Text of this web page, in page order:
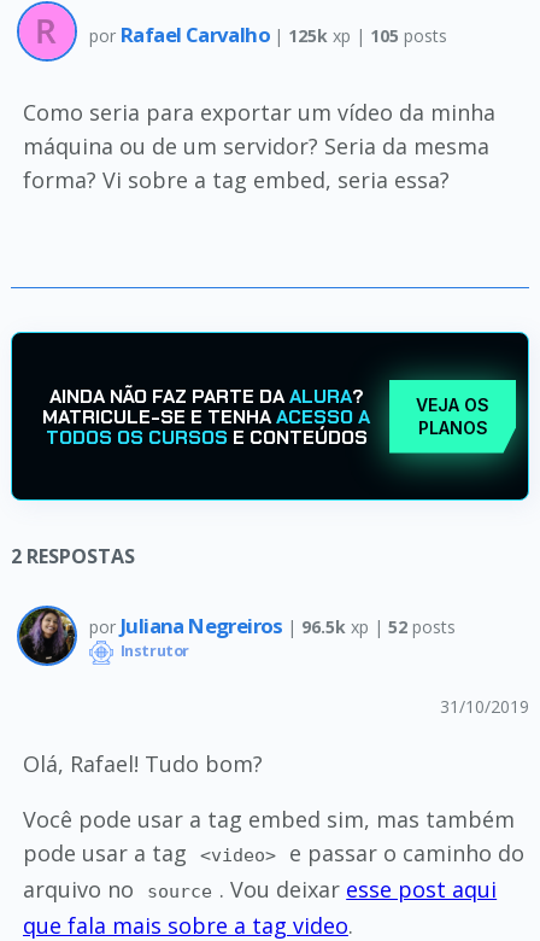
por Rafael Carvalho | 125k xp | 105 posts
Como seria para exportar um vídeo da minha
máquina ou de um servidor? Seria da mesma
forma? Vi sobre a tag embed, seria essa?
AINDA NÃO FAZ PARTE DAALURA?
MATRICULE-SE E TENHAACESSO A
TODOS OS CURSOS E CONTEÚDOS
VEJA OS
PLANOS
2 RESPOSTAS
por Juliana Negreiros | 96.5k xp |52 posts
Instrutor
31/10/2019
Olá, Rafael! Tudo bom?
Você pode usar a tag embed sim, mas também
pode usar a tag
<video>
e passar o caminho do
arquivo no
source . Vou deixar esse post aqui
que fala mais sobre a tag video.